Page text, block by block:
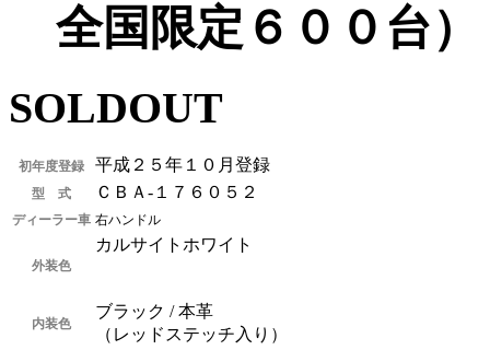
全国限定６００台）
SOLDOUT
初年度登録 平成２５年１０月登録
型 式 ＣＢＡ-１７６０５２
ディーラー車 右ハンドル
外装色
カルサイトホワイト
内装色
ブラック / 本革
（レッドステッチ入り）